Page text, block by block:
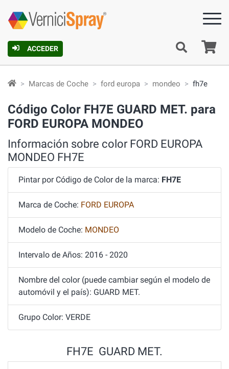
ACCEDER
Marcas de Coche ford europa mondeo fh7e
Código Color FH7E GUARD MET. para
FORD EUROPA MONDEO
Información sobre color FORD EUROPA
MONDEO FH7E
Pintar por Código de Color de la marca: FH7E
Marca de Coche: FORD EUROPA
Modelo de Coche: MONDEO
Intervalo de Años: 2016 - 2020
Nombre del color (puede cambiar según el modelo de
automóvil y el país): GUARD MET.
Grupo Color: VERDE
FH7E GUARD MET.